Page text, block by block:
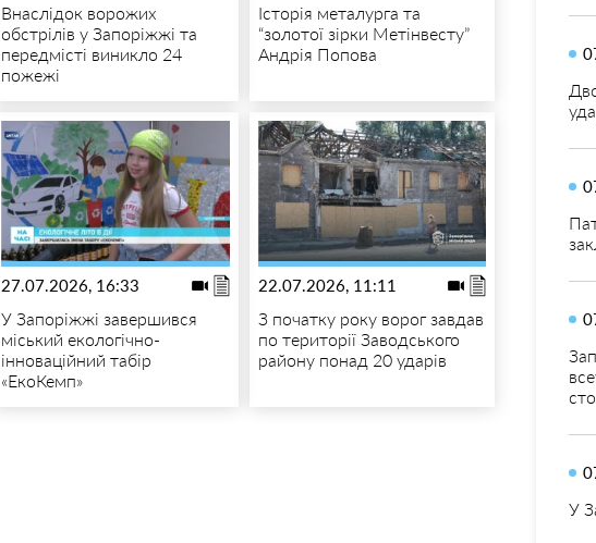
Внаслідок ворожих
обстрілів у Запоріжжі та
передмісті виникло 24
пожежі
Історія металурга та
“золотої зірки Метінвесту”
Андрія Попова
27.07.2026, 16:33
У Запоріжжі завершився
міський екологічно-
інноваційний табір
«ЕкоКемп»
22.07.2026, 11:11
З початку року ворог завдав
по території Заводського
району понад 20 ударів
У